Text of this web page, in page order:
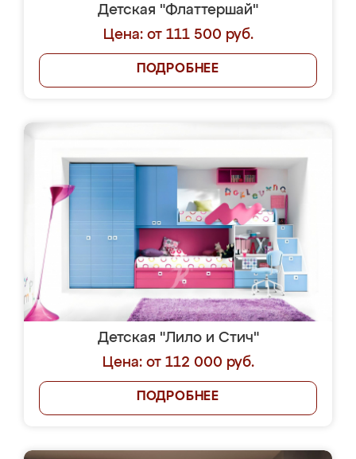
Детская "Флаттершай"
Цена: от 111 500 руб.
ПОДРОБНЕЕ
Детская "Лило и Стич"
Цена: от 112 000 руб.
ПОДРОБНЕЕ